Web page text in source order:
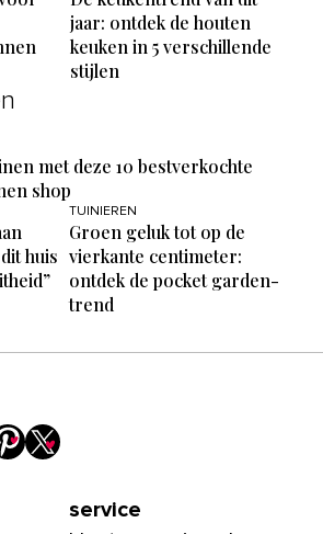
jaar: ontdek de houten
keuken in 5 verschillende
stijlen
met deze 10 bestverkochte
shop
huis
TUINIEREN
Groen geluk tot op de
vierkante centimeter:
ontdek de pocket garden-
trend
service